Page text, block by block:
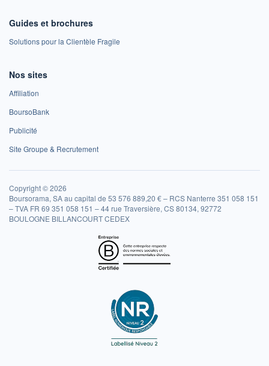
Guides et brochures
Solutions pour la Clientèle Fragile
Nos sites
Affiliation
BoursoBank
Publicité
Site Groupe & Recrutement
Copyright © 2026
Boursorama, SA au capital de 53 576 889,20 € – RCS Nanterre 351 058 151
– TVA FR 69 351 058 151 – 44 rue Traversière, CS 80134, 92772
BOULOGNE BILLANCOURT CEDEX